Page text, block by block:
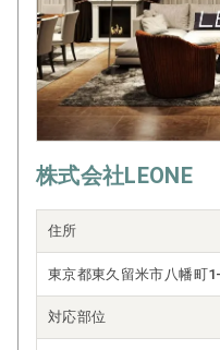
株式会社LEONE
住所
東京都東久留米市八幡町
対応部位